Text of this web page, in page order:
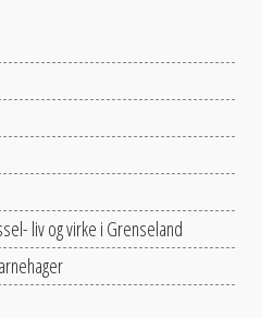
liv og virke i Grenseland